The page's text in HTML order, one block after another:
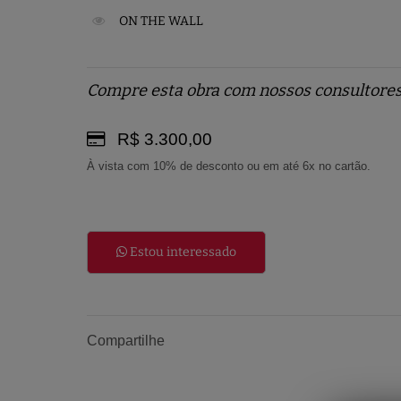
ON THE WALL
Compre esta obra com nossos
R$ 3.300,00
À vista com 10% de desconto ou em até 6x no cartão.
Estou interessado
Compartilhe